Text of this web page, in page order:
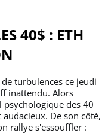
40$ : ETH
turbulences ce jeudi
inattendu. Alors
psychologique des 40
De son côté,
rallye s'essouffler :